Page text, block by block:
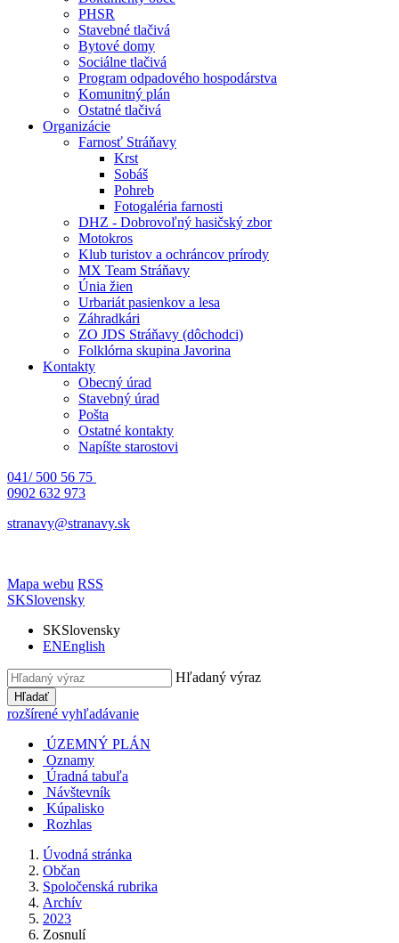
PHSR
Stavebné tlačivá
Bytové domy
Sociálne tlačivá
Program odpadového hospodárstva
Komunitný plán
Ostatné tlačivá
Organizácie
Farnosť Stráňavy
Krst
Sobáš
Pohreb
Fotogaléria farnosti
DHZ - Dobrovoľný hasičský zbor
Motokros
Klub turistov a ochráncov prírody
MX Team Stráňavy
Únia žien
Urbariát pasienkov a lesa
Záhradkári
ZO JDS Stráňavy (dôchodci)
Folklórna skupina Javorina
Kontakty
Obecný úrad
Stavebný úrad
Pošta
Ostatné kontakty
Napíšte starostovi
041/ 500 56 75
0902 632 973
stranavy@stranavy.sk
Mapa webu RSS
SKSlovensky
SKSlovensky
ENEnglish
Hľadaný výraz
Hľadať
rozšírené vyhľadávanie
ÚZEMNÝ PLÁN
Oznamy
Úradná tabuľa
Návštevník
Kúpalisko
Rozhlas
Úvodná stránka
Občan
Spoločenská rubrika
Archív
2023
Zosnulí